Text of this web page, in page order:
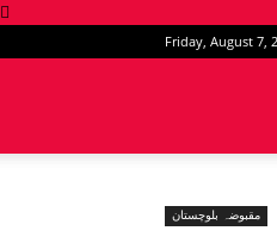
Friday, August 7,
مقبوضہ بلوچستان